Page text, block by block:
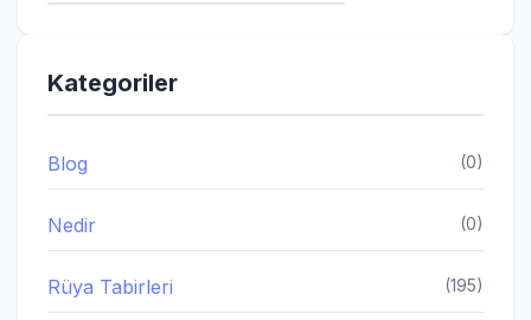
Kategoriler
Blog (0)
Nedir (0)
Rüya Tabirleri (195)